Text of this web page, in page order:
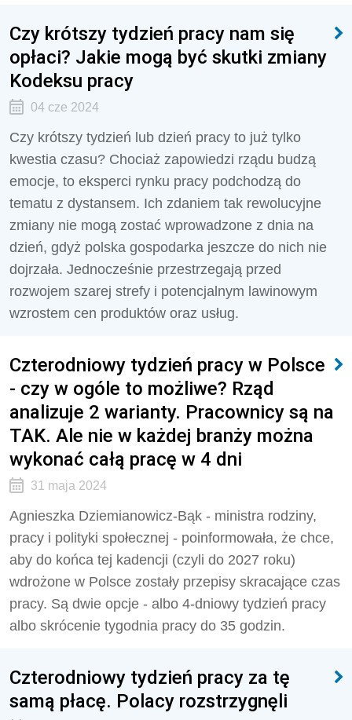
Czy krótszy tydzień pracy nam się
opłaci? Jakie mogą być skutki zmiany
Kodeksu pracy
04 cze 2024
Czy krótszy tydzień lub dzień pracy to już tylko
kwestia czasu? Chociaż zapowiedzi rządu budzą
emocje, to eksperci rynku pracy podchodzą do
tematu z dystansem. Ich zdaniem tak rewolucyjne
zmiany nie mogą zostać wprowadzone z dnia na
dzień, gdyż polska gospodarka jeszcze do nich nie
dojrzała. Jednocześnie przestrzegają przed
rozwojem szarej strefy i potencjalnym lawinowym
wzrostem cen produktów oraz usług.
Czterodniowy tydzień pracy w Polsce
- czy w ogóle to możliwe? Rząd
analizuje 2 warianty. Pracownicy są na
TAK. Ale nie w każdej branży można
wykonać całą pracę w 4 dni
31 maja 2024
Agnieszka Dziemianowicz-Bąk - ministra rodziny,
pracy i polityki społecznej - poinformowała, że chce,
aby do końca tej kadencji (czyli do 2027 roku)
wdrożone w Polsce zostały przepisy skracające czas
pracy. Są dwie opcje - albo 4-dniowy tydzień pracy
albo skrócenie tygodnia pracy do 35 godzin.
Czterodniowy tydzień pracy za tę
samą płacę. Polacy rozstrzygnęli